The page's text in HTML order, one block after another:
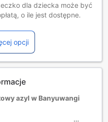
dla dziecka może być
o ile jest dostępne.
łóżkach.
traktowani jak osoby
jest uzależniona od
pokoju.
opcji
azyl w Banyuwangi